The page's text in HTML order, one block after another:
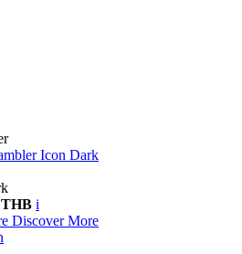
Icon Dark
THB i
Discover More